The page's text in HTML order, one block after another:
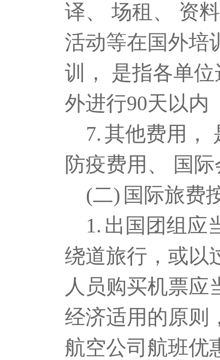
译、 场租、 资
活动等在国外培
训， 是指各单
外进行90天以内
7. 其他费用，
防疫费用、 国
(二) 国际旅费
1. 出国团组应
绕道旅行，或以
人员购买机票应
经济适用的原则
航空公司航班优